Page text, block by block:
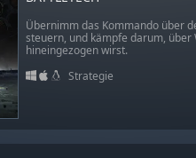
Übernimm das Kommando über
steuern, und kämpfe darum,
hineingezogen wirst.
Strategie